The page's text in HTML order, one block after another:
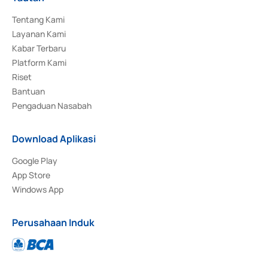
Tentang Kami
Layanan Kami
Kabar Terbaru
Platform Kami
Riset
Bantuan
Pengaduan Nasabah
Download Aplikasi
Google Play
App Store
Windows App
Perusahaan Induk